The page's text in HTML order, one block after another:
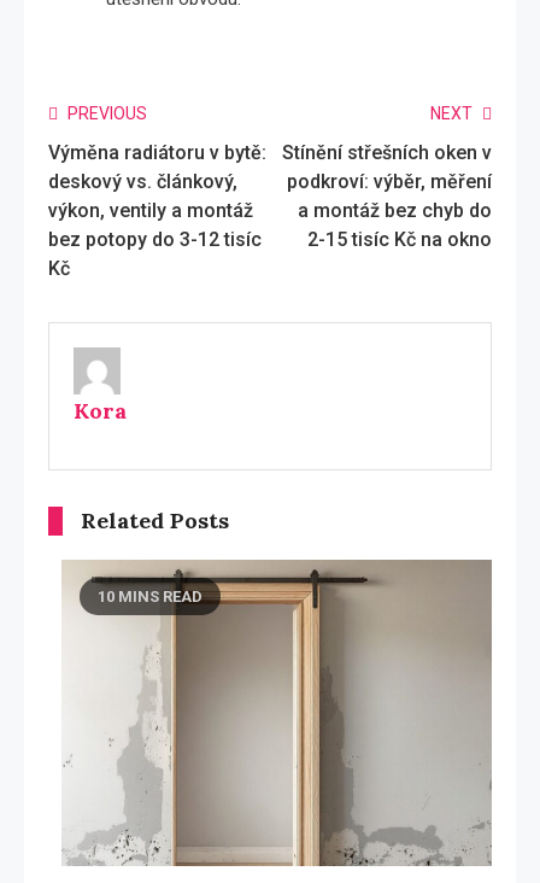
Read
more
articles
PREVIOUS
Výměna radiátoru v bytě:
deskový vs. článkový,
výkon, ventily a montáž
bez potopy do 3-12 tisíc
Kč
NEXT
Stínění střešních oken v
podkroví: výběr, měření
a montáž bez chyb do
2-15 tisíc Kč na okno
Kora
Related Posts
10 MINS READ